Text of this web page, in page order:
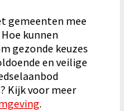
gemeenten mee
kunnen
gezonde keuzes
en veilige
Kijk voor meer
.